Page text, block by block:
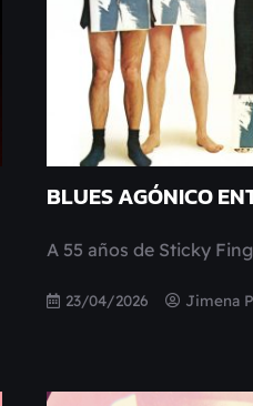
BLUES AGÓNICO
A 55 años de Sticky
23/04/2026 Jimena